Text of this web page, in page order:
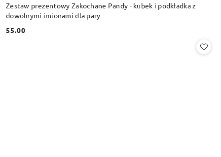
Zestaw prezentowy Zakochane Pandy - kubek i podkładka z
dowolnymi imionami dla pary
Cena:
55.00